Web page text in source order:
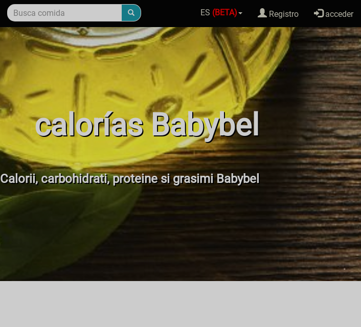
ES (BETA) Registro acceder
calorías Babybel
Calorii, carbohidrati, proteine si grasimi Babybel